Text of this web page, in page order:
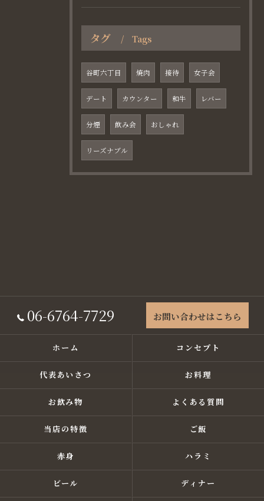
タグ Tags
谷町六丁目 焼肉 接待 女子会
デート カウンター 和牛 レバー
分煙 飲み会 おしゃれ
リーズナブル
06-6764-7729 お問い合わせはこちら
ホーム コンセプト
代表あいさつ お料理
お飲み物 よくある質問
当店の特徴 ご飯
赤身 ハラミ
ビール ディナー